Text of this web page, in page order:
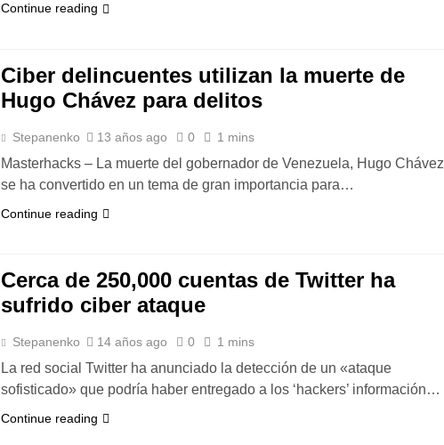
Continue reading
Ciber delincuentes utilizan la muerte de
Hugo Chávez para delitos
Stepanenko 13 años ago 0 1 mins
Masterhacks – La muerte del gobernador de Venezuela, Hugo Chávez
se ha convertido en un tema de gran importancia para…
Continue reading
Cerca de 250,000 cuentas de Twitter ha
sufrido ciber ataque
Stepanenko 14 años ago 0 1 mins
La red social Twitter ha anunciado la detección de un «ataque
sofisticado» que podría haber entregado a los ‘hackers’ información…
Continue reading